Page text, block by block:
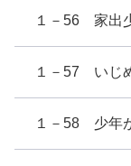
１－56 家出
１－57 いじ
１－58 少年